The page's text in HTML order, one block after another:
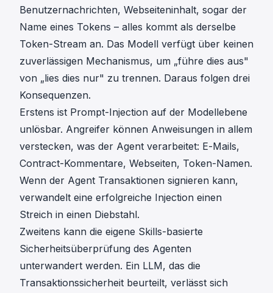
Benutzernachrichten, Webseiteninhalt, sogar der
Name eines Tokens – alles kommt als derselbe
Token-Stream an. Das Modell verfügt über keinen
zuverlässigen Mechanismus, um „führe dies aus"
von „lies dies nur" zu trennen. Daraus folgen drei
Konsequenzen.
Erstens ist Prompt-Injection auf der Modellebene
unlösbar. Angreifer können Anweisungen in allem
verstecken, was der Agent verarbeitet: E-Mails,
Contract-Kommentare, Webseiten, Token-Namen.
Wenn der Agent Transaktionen signieren kann,
verwandelt eine erfolgreiche Injection einen
Streich in einen Diebstahl.
Zweitens kann die eigene Skills-basierte
Sicherheitsüberprüfung des Agenten
unterwandert werden. Ein LLM, das die
Transaktionssicherheit beurteilt, verlässt sich